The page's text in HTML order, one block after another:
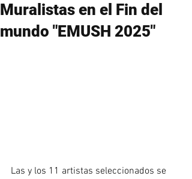
Muralistas en el Fin del
mundo "EMUSH 2025"
Las y los 11 artistas seleccionados se